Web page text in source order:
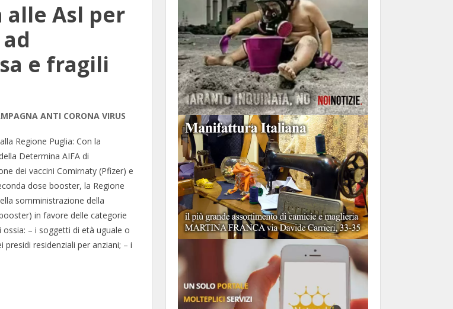
alle Asl per
e fragili
ANTI CORONA VIRUS
Regione Puglia: Con la
Determina AIFA di
dei vaccini Comirnaty (Pfizer) e
dose booster, la Regione
somministrazione della
in favore delle categorie
– i soggetti di età uguale o
presidi residenziali per anziani; – i